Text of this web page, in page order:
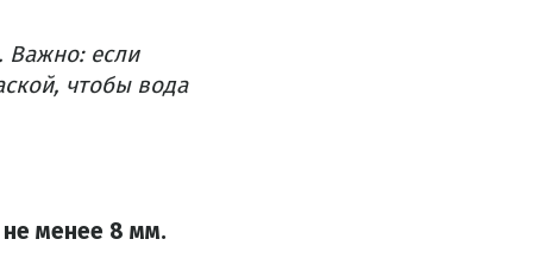
Важно: если
чтобы вода
менее 8 мм.